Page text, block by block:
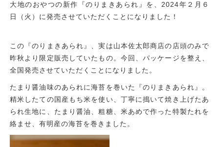
大地のおやつの新作 『のりまきあられ』 を、2024年 ２月６
日（火） に発売させていただくことになりました！
この『のりまきあられ』、実は山本佐太郎商店の店頭のみで
昨秋より限定販売していたもの。今回、パッケージを整え、
全国発売させていただくことになりました。
たまり醤油味のあられに海苔を巻いた『のりまきあられ』。
精米したての国産もち米を使い、丁寧に搗いて焼き上げたあ
られ生地に、たまり醤油、粗糖、米あめで作った特製たれを
絡ませ、有明産の海苔を巻きました。